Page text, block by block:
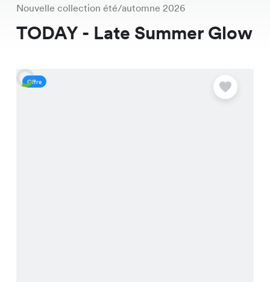
Nouvelle collection été/automne 2026
TODAY - Late Summer Glow
Offre